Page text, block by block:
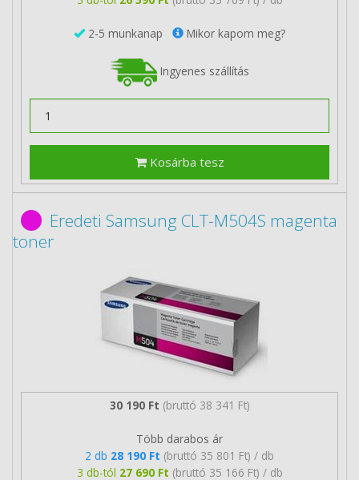
2-5 munkanap Mikor kapom meg?
Ingyenes szállítás
Kosárba tesz
Eredeti Samsung CLT-M504S magenta
toner
30 190 Ft (bruttó 38 341 Ft)
Több darabos ár
2 db 28 190 Ft (bruttó 35 801 Ft) / db
3 db-tól 27 690 Ft (bruttó 35 166 Ft) / db